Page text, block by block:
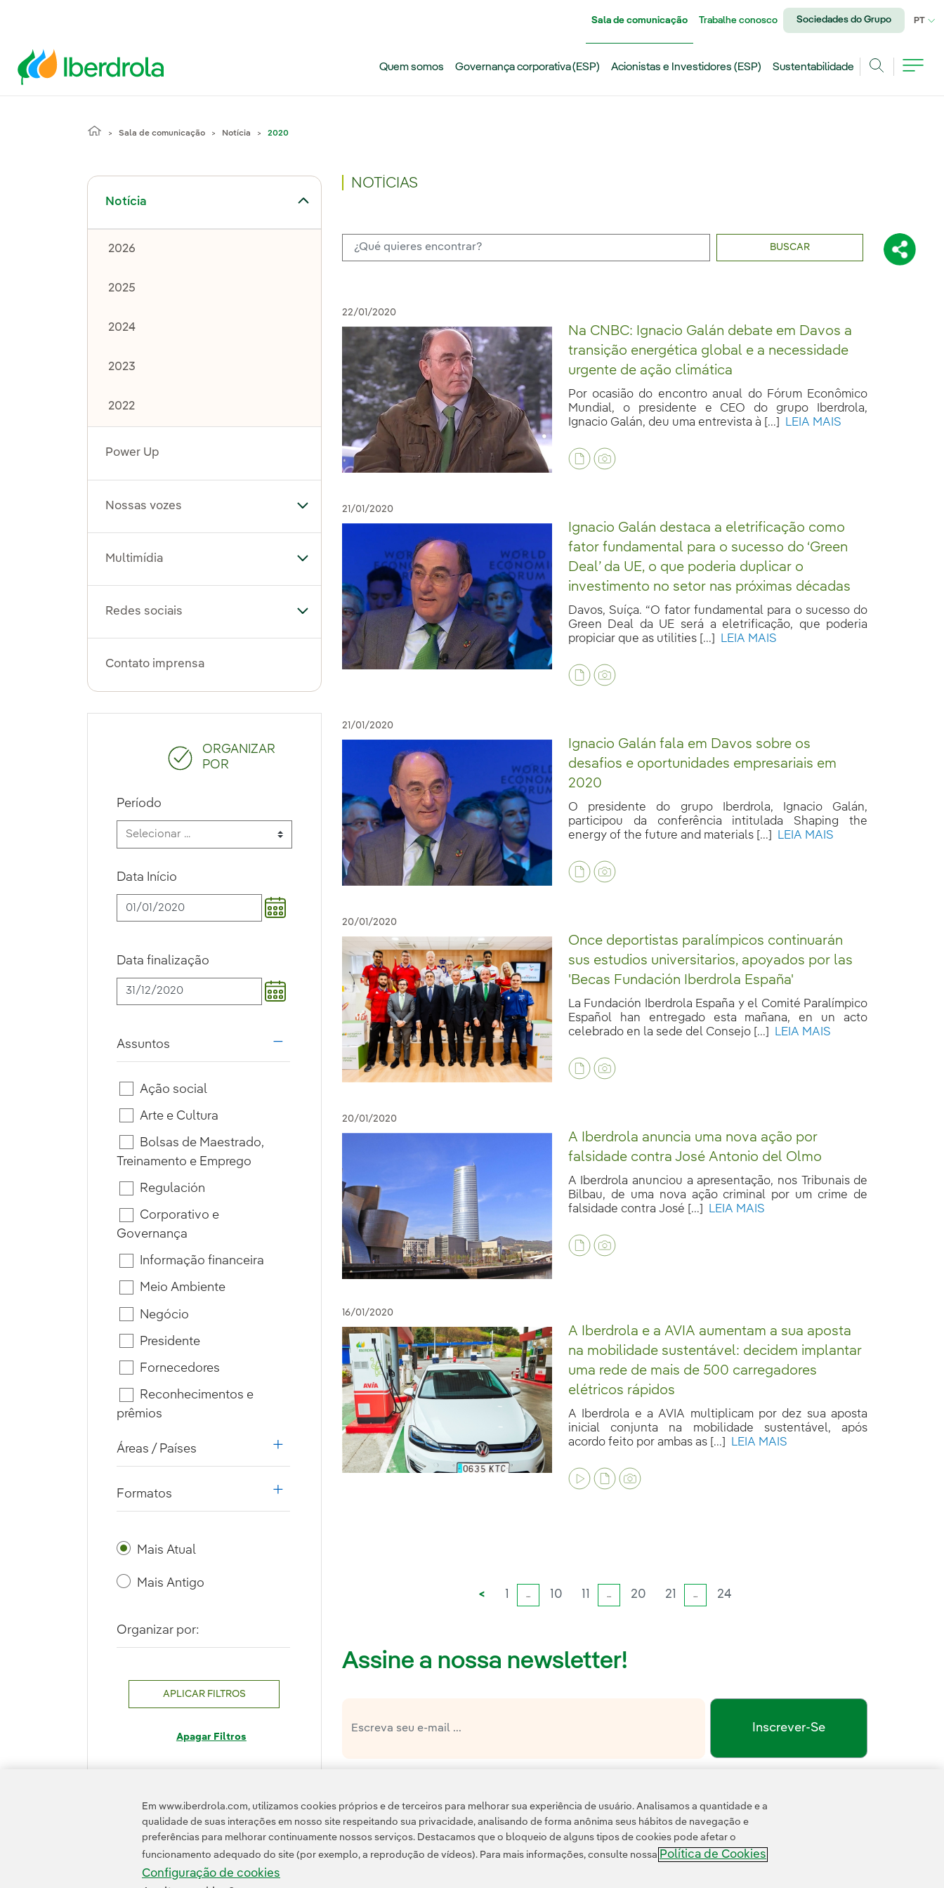
Sala de comunicação Trabalhe conosco Sociedades do Grupo PT
Quem somos Governança corporativa (ESP) Acionistas e Investidores (ESP)
Sustentabilidade
Sala de comunicação Notícia 2020
Notícia
Alternar submenu de Notícia
2026
2025
2024
2023
2022
Power Up
Nossas vozes Alternar submenu de Nossas vozes
Multimídia Alternar submenu de Multimídia
Redes sociais Alternar submenu de Redes sociais
Contato imprensa
ORGANIZAR
POR
Data Início
Data finalização
Período
Assuntos
i18n.web.accesibilidad.desplegar
Ação social
Arte e Cultura
Bolsas de Maestrado,
Treinamento e Emprego
Regulación
Corporativo e
Governança
Informação financeira
Meio Ambiente
Negócio
Presidente
Fornecedores
Reconhecimentos e
prêmios
Áreas / Países
i18n.web.accesibilidad.desplegar
Formatos
Organizar por:
Mais Atual
Mais Antigo
APLICAR FILTROS
Apagar Filtros
NOTÍCIAS
BUSCAR
22/01/2020
Na CNBC: Ignacio Galán debate em Davos a
transição energética global e a necessidade
urgente de ação climática
Por ocasião do encontro anual do Fórum Econômico
Mundial, o presidente e CEO do grupo Iberdrola,
Ignacio Galán, deu uma entrevista à [...]
LEIA MAIS
21/01/2020
Ignacio Galán destaca a eletrificação como
fator fundamental para o sucesso do ‘Green
Deal’ da UE, o que poderia duplicar o
investimento no setor nas próximas décadas
Davos, Suíça. “O fator fundamental para o sucesso do
Green Deal da UE será a eletrificação, que poderia
propiciar que as utilities [...]
LEIA MAIS
21/01/2020
Ignacio Galán fala em Davos sobre os
desafios e oportunidades empresariais em
2020
O presidente do grupo Iberdrola, Ignacio Galán,
participou da conferência intitulada Shaping the
energy of the future and materials [...]
LEIA MAIS
20/01/2020
Once deportistas paralímpicos continuarán
sus estudios universitarios, apoyados por las
'Becas Fundación Iberdrola España'
La Fundación Iberdrola España y el Comité Paralímpico
Español han entregado esta mañana, en un acto
celebrado en la sede del Consejo [...]
LEIA MAIS
20/01/2020
A Iberdrola anuncia uma nova ação por
falsidade contra José Antonio del Olmo
A Iberdrola anunciou a apresentação, nos Tribunais de
Bilbau, de uma nova ação criminal por um crime de
falsidade contra José [...]
LEIA MAIS
16/01/2020
A Iberdrola e a AVIA aumentam a sua aposta
na mobilidade sustentável: decidem implantar
uma rede de mais de 500 carregadores
elétricos rápidos
A Iberdrola e a AVIA multiplicam por dez sua aposta
inicial conjunta na mobilidade sustentável, após
acordo feito por ambas as [...]
LEIA MAIS
< 1 ... 10 11 ... 20 21 ... 24
Assine a nossa newsletter!
Inscrever-Se
Esta página é protegida pelo reCAPTCHA e pela Política de Privacidade e pela Termos de Serviço do Google
Em www.iberdrola.com, utilizamos cookies próprios e de terceiros para melhorar sua experiência de usuário. Analisamos a quantidade e a
qualidade de suas interações em nosso site respeitando sua privacidade, analisando de forma anônima seus hábitos de navegação e
preferências para melhorar continuamente nossos serviços. Destacamos que o bloqueio de alguns tipos de cookies pode afetar o
funcionamento adequado do site (por exemplo, a reprodução de vídeos). Para mais informações, consulte nossa Política de Cookies
Configuração de cookies